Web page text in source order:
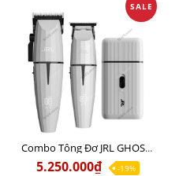
SALE
Combo Tông Đơ JRL GHOST 2 Limited Edition Chính Hãng USA
5.250.000₫ -19%